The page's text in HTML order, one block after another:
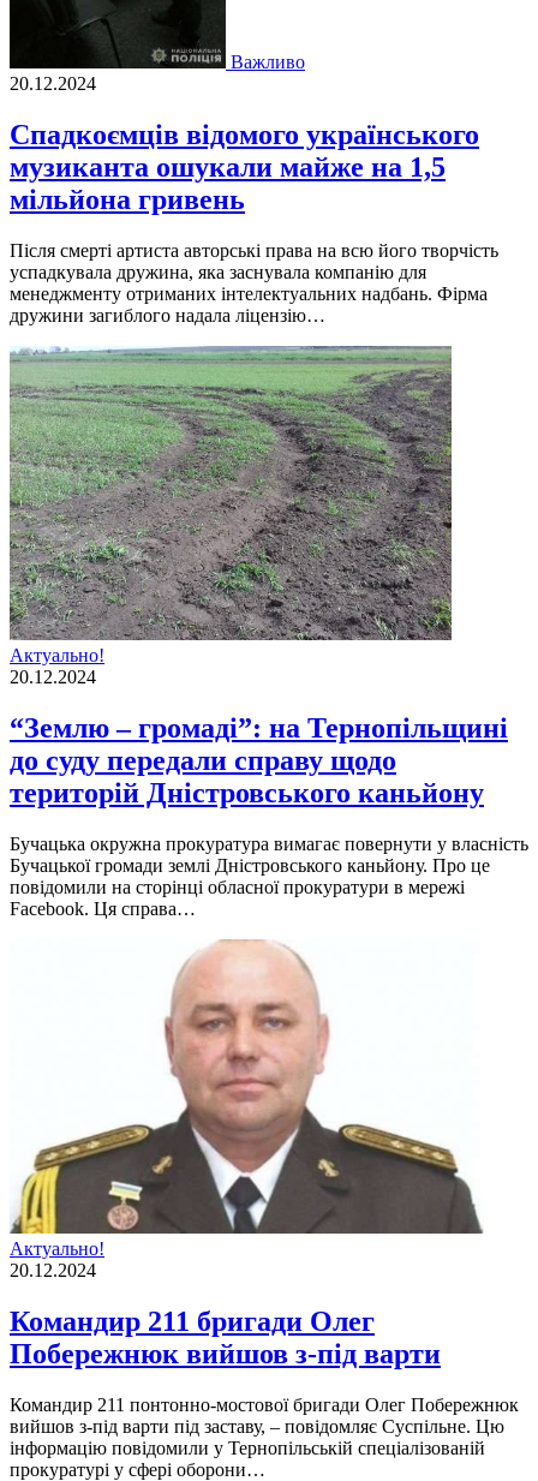
Важливо
20.12.2024
Спадкоємців відомого українського
музиканта ошукали майже на 1,5
мільйона гривень
Після смерті артиста авторські права на всю його творчість
успадкувала дружина, яка заснувала компанію для
менеджменту отриманих інтелектуальних надбань. Фірма
дружини загиблого надала ліцензію…
Актуально!
20.12.2024
“Землю – громаді”: на Тернопільщині
до суду передали справу щодо
територій Дністровського каньйону
Бучацька окружна прокуратура вимагає повернути у власність
Бучацької громади землі Дністровського каньйону. Про це
повідомили на сторінці обласної прокуратури в мережі
Facebook. Ця справа…
Актуально!
20.12.2024
Командир 211 бригади Олег
Побережнюк вийшов з-під варти
Командир 211 понтонно-мостової бригади Олег Побережнюк
вийшов з-під варти під заставу, – повідомляє Суспільне. Цю
інформацію повідомили у Тернопільській спеціалізованій
прокуратурі у сфері оборони…